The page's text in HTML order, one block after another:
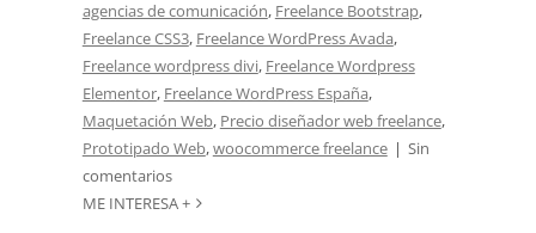
Contacta
agencias de comunicación, Freelance Bootstrap,
Freelance CSS3, Freelance WordPress Avada,
Freelance wordpress divi, Freelance Wordpress
Elementor, Freelance WordPress España,
Maquetación Web, Precio diseñador web freelance,
Prototipado Web,woocommerce freelance | Sin
comentarios
ME INTERESA +